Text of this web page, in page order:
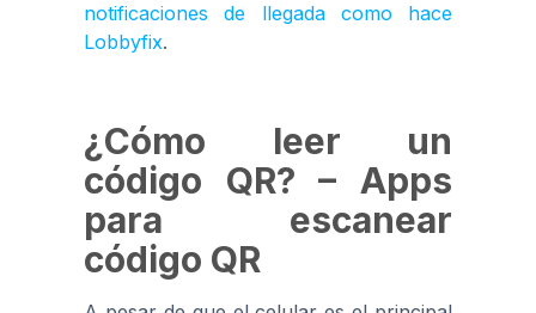
notificaciones de llegada como hace
Lobbyfix.
¿Cómo leer un
código QR? – Apps
para escanear
código QR